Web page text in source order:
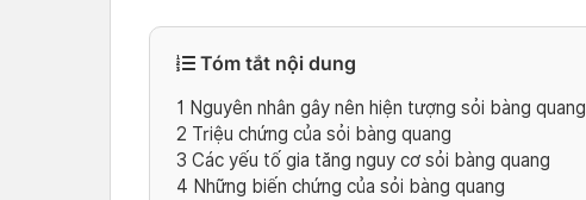
Tóm tắt nội dung
1 Nguyên nhân gây nên hiện tượng sỏi bàng quang
2 Triệu chứng của sỏi bàng quang
3 Các yếu tố gia tăng nguy cơ sỏi bàng quang
4 Những biến chứng của sỏi bàng quang